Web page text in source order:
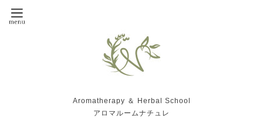
Aromatherapy ＆ Herbal School
アロマルームナチュレ